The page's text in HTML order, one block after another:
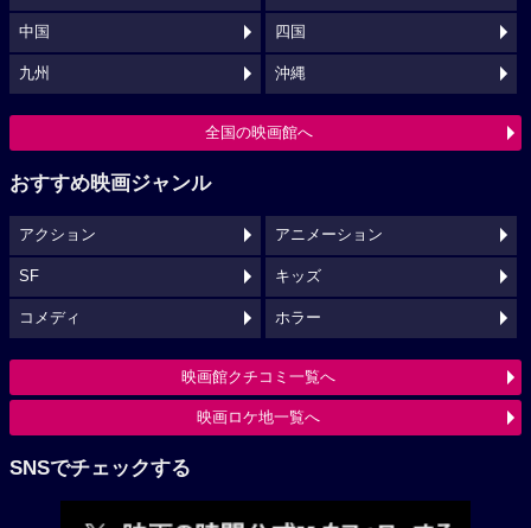
中国 四国
九州 沖縄
全国の映画館へ
おすすめ映画ジャンル
アクション アニメーション
SF キッズ
コメディ ホラー
映画館クチコミ一覧へ
映画ロケ地一覧へ
SNSでチェックする